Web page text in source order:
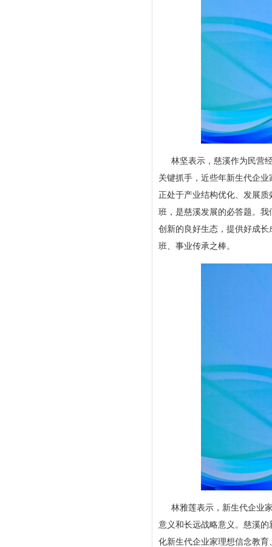
林坚表示，慈溪作为民营
关键抓手，近些年新生代企
正处于产业结构优化、发展
班，是慈溪发展的必答题。
创新的良好生态，提供好成
班、事业传承之棒。
林雅莲表示，新生代企业
意义和长远战略意义。慈溪
化新生代企业家理想信念教